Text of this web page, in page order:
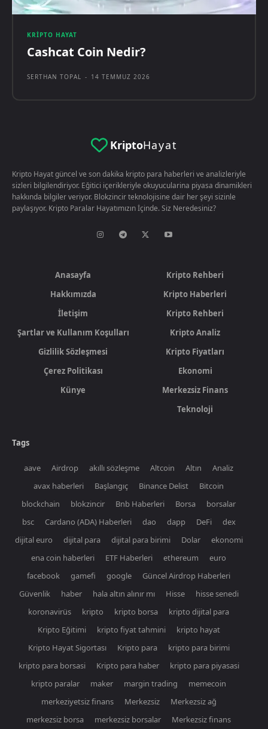
KRIPTO HAYAT
Cashcat Coin Nedir?
SERTHAN TOPAL - 14 TEMMUZ 2026
KriptoHayat
Kripto Hayat güncel ve son dakika kripto para haberleri ve analizleriyle
sizleri bilgilendiriyor. Eğitici içerikleriyle okuyucularina piyasa dinamikleri
hakkında bilgiler veriyor. Blokzincir teknolojisine dair her şeyi sizinle
paylaşıyor. Kripto Paralar Hayatımızın İçinde. Siz Neredesiniz?
Anasayfa
Hakkımızda
İletişim
Şartlar ve Kullanım Koşulları
Gizlilik Sözleşmesi
Çerez Politikası
Künye
Kripto Rehberi
Kripto Haberleri
Kripto Rehberi
Kripto Analiz
Kripto Fiyatları
Ekonomi
Merkezsiz Finans
Teknoloji
Tags
aave Airdrop akıllı sözleşme Altcoin Altın
Analiz
avax haberleri
Başlangıç Binance Delist
Bitcoin
blockchain
blokzincir Bnb Haberleri Borsa
borsalar
bsc
Cardano (ADA) Haberleri dao dapp DeFi
dex
dijital euro
dijital para dijital para birimi Dolar
ekonomi
ena coin haberleri
ETF Haberleri ethereum
euro
facebook
gamefi google
Güncel Airdrop Haberleri
Güvenlik
haber hala altın alınır mı Hisse
hisse senedi
koronavirüs
kripto kripto borsa
kripto dijital para
Kripto Eğitimi
kripto fiyat tahmini
kripto hayat
Kripto Hayat Sigortası
Kripto para
kripto para birimi
kripto para borsasi
Kripto para haber
kripto para piyasasi
kripto paralar
maker margin trading
memecoin
merkeziyetsiz finans
Merkezsiz
Merkezsiz ağ
merkezsiz borsa
merkezsiz borsalar Merkezsiz finans